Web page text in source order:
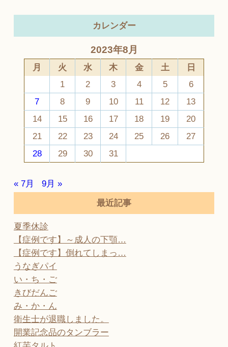
カレンダー
2023年8月
月 火 水 木 金 土
日
1
2 3 4 5
6
7
8 9 10 11 12
13
14
15 16 17 18 19
20
21
22 23 24 25 26
27
28
29 30 31
« 7月
9月 »
最近記事
夏季休診
【症例です】～成人の下顎…
【症例です】倒れてしまっ…
うなぎパイ
い・ち・ご
きびだんご
み・か・ん
衛生士が退職しました。
開業記念品のタンブラー